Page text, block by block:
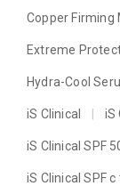
Copper Firming
Extreme
Hydra-Cool
iS Clinical iS
iS Clinical SPF
iS Clinical SPF